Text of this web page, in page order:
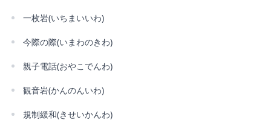
一枚岩(いちまいいわ)
今際の際(いまわのきわ)
親子電話(おやこでんわ)
観音岩(かんのんいわ)
規制緩和(きせいかんわ)